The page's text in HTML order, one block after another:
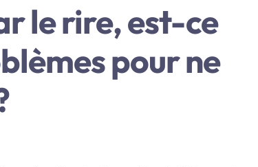
le rire, est-ce
pour ne